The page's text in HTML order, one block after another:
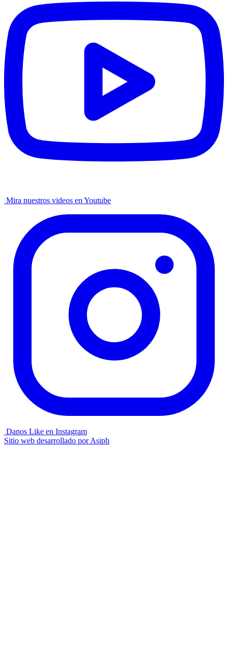
Mira nuestros videos en Youtube
Danos Like en Instagram
Sitio web desarrollado porAsiph